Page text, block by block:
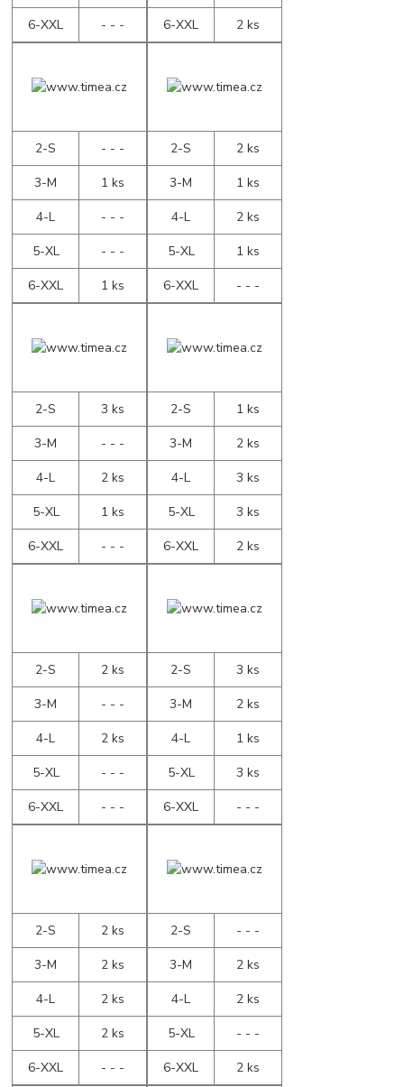
6-XXL - - - 6-XXL 2 ks
2-S
- - -
3-M
1 ks
4-L
- - -
5-XL
- - -
6-XXL
1 ks
2-S
2 ks
3-M
1 ks
4-L
2 ks
5-XL
1 ks
6-XXL
- - -
2-S
3 ks
3-M
- - -
4-L
2 ks
5-XL
1 ks
6-XXL
- - -
2-S
1 ks
3-M
2 ks
4-L
3 ks
5-XL
3 ks
6-XXL
2 ks
2-S
2 ks
3-M
- - -
4-L
2 ks
5-XL
- - -
6-XXL
- - -
2-S
3 ks
3-M
2 ks
4-L
1 ks
5-XL
3 ks
6-XXL
- - -
2-S
2 ks
3-M
2 ks
4-L
2 ks
5-XL
2 ks
6-XXL
- - -
2-S
- - -
3-M
2 ks
4-L
2 ks
5-XL
- - -
6-XXL
2 ks